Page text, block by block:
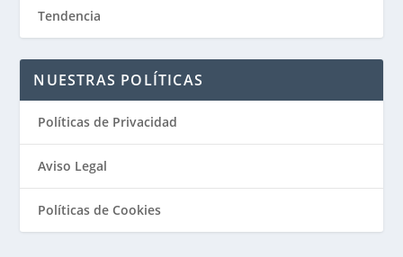
Tendencia
NUESTRAS POLÍTICAS
Políticas de Privacidad
Aviso Legal
Políticas de Cookies